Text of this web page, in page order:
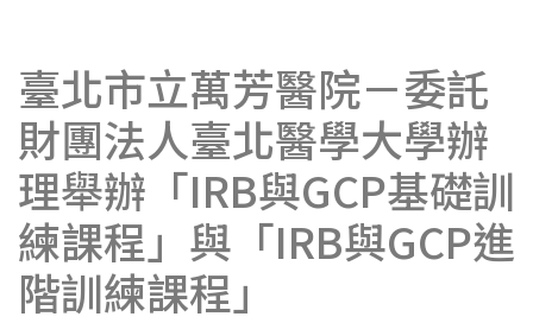
臺北市立萬芳醫院－委託
財團法人臺北醫學大學辦
理舉辦「IRB與GCP基礎訓
練課程」與「IRB與GCP進
階訓練課程」